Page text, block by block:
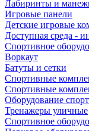
Лабиринты и
Игровые панели
Детские игровые
Доступная среда -
Спортивное
Воркаут
Батуты и сетки
Спортивные
Спортивные
Оборудование
Тренажеры уличные
Спортивное